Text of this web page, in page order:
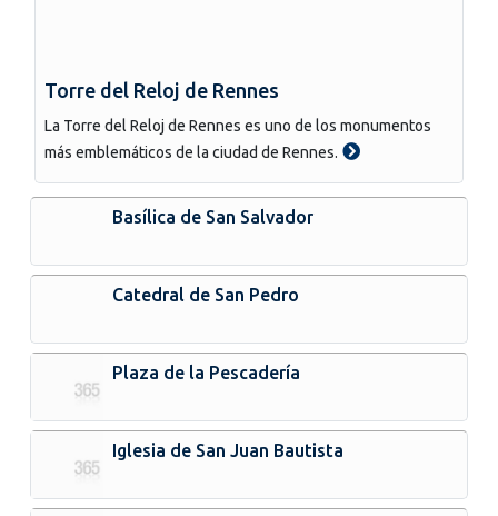
Torre del Reloj de Rennes
La Torre del Reloj de Rennes es uno de los monumentos
más emblemáticos de la ciudad de Rennes.
Basílica de San Salvador
Catedral de San Pedro
Plaza de la Pescadería
Iglesia de San Juan Bautista